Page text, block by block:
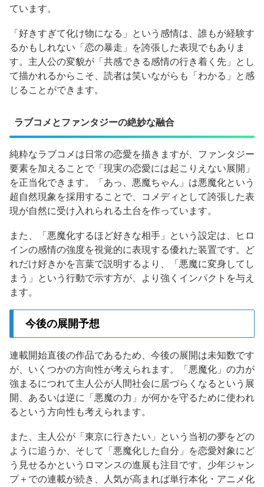
ています。
「好きすぎて化け物になる」という感情は、誰もが経験す
るかもしれない「恋の暴走」を誇張した表現でもありま
す。主人公の変貌が「共感できる感情の行き着く先」とし
て描かれるからこそ、読者は笑いながらも「わかる」と感
じることができます。
ラブコメとファンタジーの絶妙な融合
純粋なラブコメは日常の恋愛を描きますが、ファンタジー
要素を加えることで「現実の恋愛には起こりえない展開」
を正当化できます。「あっ、悪魔ちゃん」は悪魔化という
超自然現象を採用することで、コメディとして誇張した表
現が自然に受け入れられる土台を作っています。
また、「悪魔化するほど好きな相手」という設定は、ヒロ
インの感情の強度を視覚的に表現する優れた装置です。ど
れだけ好きかを言葉で説明するより、「悪魔に変身してし
まう」という行動で示す方が、より強くインパクトを与え
ます。
今後の展開予想
連載開始直後の作品であるため、今後の展開は未知数です
が、いくつかの方向性が考えられます。「悪魔化」の力が
強まるにつれて主人公が人間社会に居づらくなるという展
開、あるいは逆に「悪魔の力」が何かを守るために使われ
るという方向性も考えられます。
また、主人公が「東京に行きたい」という当初の夢をどの
ように追うか、そして「悪魔化した自分」を恋愛対象にど
う見せるかというロマンスの進展も注目です。少年ジャン
プ＋での連載が続き、人気が高まれば単行本化・アニメ化